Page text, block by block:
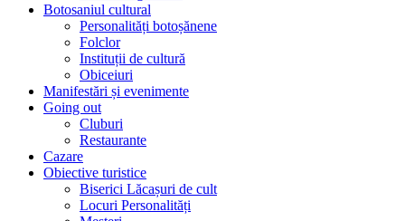
Botosaniul cultural
Personalități botoșănene
Folclor
Instituții de cultură
Obiceiuri
Manifestări și evenimente
Going out
Cluburi
Restaurante
Cazare
Obiective turistice
Biserici Lăcașuri de cult
Locuri Personalități